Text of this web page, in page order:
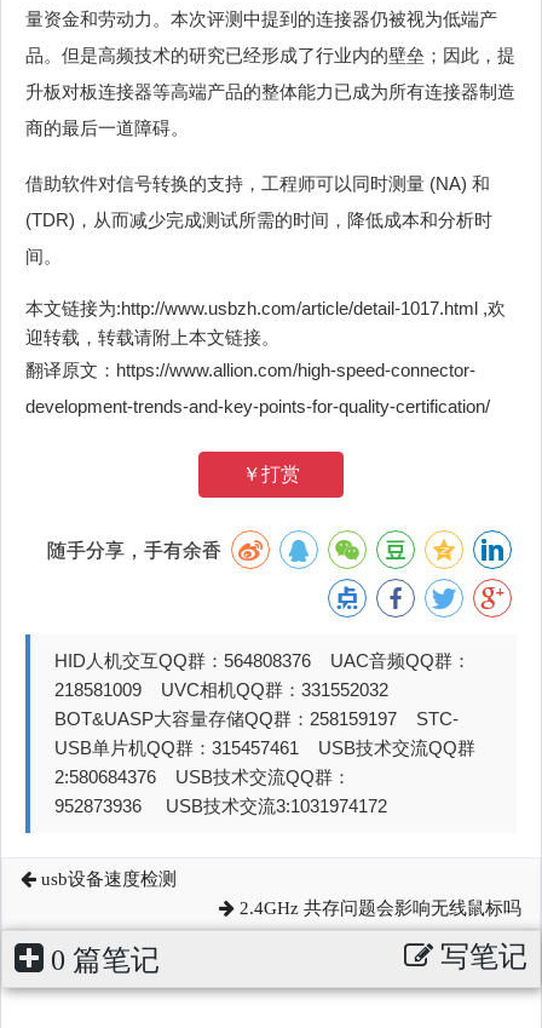
量资金和劳动力。本次评测中提到的连接器仍被视为低端产
品。但是高频技术的研究已经形成了行业内的壁垒；因此，提
升板对板连接器等高端产品的整体能力已成为所有连接器制造
商的最后一道障碍。
借助软件对信号转换的支持，工程师可以同时测量 (NA) 和
(TDR)，从而减少完成测试所需的时间，降低成本和分析时
间。
本文链接为:http://www.usbzh.com/article/detail-1017.html ,欢
迎转载，转载请附上本文链接。
翻译原文：https://www.allion.com/high-speed-connector-
development-trends-and-key-points-for-quality-certification/
￥打赏
随手分享，手有余香
HID人机交互QQ群：564808376 UAC音频QQ群：
218581009 UVC相机QQ群：331552032
BOT&UASP大容量存储QQ群：258159197 STC-
USB单片机QQ群：315457461 USB技术交流QQ群
2:580684376 USB技术交流QQ群：
952873936 USB技术交流3:1031974172
usb设备速度检测
2.4GHz 共存问题会影响无线鼠标吗
0 篇笔记 写笔记